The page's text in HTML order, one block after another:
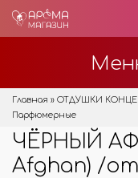
Главная » ОТДУШКИ
Парфюмерные
ЧЁРНЫЙ
Afghan) /